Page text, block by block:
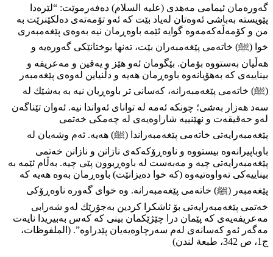
گەورەمان ئیمامی مەهدی (عليه السلام) دەفەرموێت: “لێرەدا
پێویستە بەباشی ئەوەتان لەیاد بێت كە ئەو تۆمەتەی دەلكێنرێت بە
من و كۆمەڵەكەمەوە گوایە ئێمە باوەڕمان نیە بەوەی پێغەمبەری
خوا (ﷺ) خاتەمی پێغەمبەران بێت، تەنھا بوختانێكی گەورەیە و
هەڵیان بەستووە بۆمان. بێگومان ئەو هێز و یەقین و مەعریفە و
بیناییەی كە بەهۆیانەوە باوەڕمان هەیە و دڵنیاین لەوەی پێغەمبەر
(ﷺ) خاتەمی پێغەمبەرانە، كەسانی تر باوەڕیان نیە بە بەشێك لە
سەد هەزار بەشی؛ چونكە ئەمە لە توانای ئەواندا نیە. ئەوان تێناگەن
لەو حەقیقەت و نهێنییە شاراوەیەی لە چەمكی خەتمی
پێغەمبەرایەتی خاتەمی پێغەمبەراندا (ﷺ) هەیە. ئەم وشەیان لە
باوباپیرانەوە بیستووە و ناوەڕۆكەكەی نازانن و نازانن خەتمی
پێغەمبەرایەتی چیە و مەبەست لە باوەڕبوون پێی چیە. بەڵام ئێمە بە
بیناییەكی تەواوەتیەوە (كە خوا دەیزانێت) باوەڕمان بەوە هەیە كە
پێغەمبەر (ﷺ) خاتەمی پێغەمبەرانە. وە خوای گەورە ناوەڕۆكی
خەتمی پێغەمبەرایەتی بۆ ئاشكرا كردین بەجۆرێك لەو شەرابی
مەعریفەیەی كە پێمان درا چێژێكمان بینی كە كەس بەبیریدا نایەت
مەگەر ئەو كەسانەی لەم سەرچاوەیەیان پێدراوە”. (الملفوظات،
ج1، ص 342، طبعة لندن)